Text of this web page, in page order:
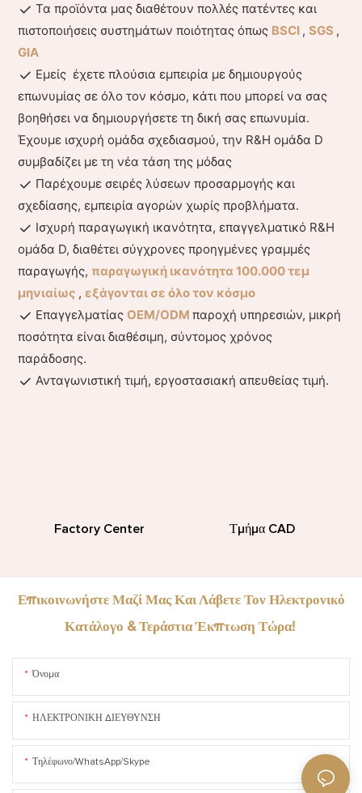
Τα προϊόντα μας διαθέτουν πολλές πατέντες και
πιστοποιήσεις συστημάτων ποιότητας όπως BSCI ,SGS ,
GIA
Εμείς έχετε πλούσια εμπειρία με δημιουργούς
επωνυμίας σε όλο τον κόσμο, κάτι που μπορεί να σας
βοηθήσει να δημιουργήσετε τη δική σας επωνυμία.
Έχουμε ισχυρή ομάδα σχεδιασμού, την R&Η ομάδα D
συμβαδίζει με τη νέα τάση της μόδας
Παρέχουμε σειρές λύσεων προσαρμογής και
σχεδίασης, εμπειρία αγορών χωρίς προβλήματα.
Ισχυρή παραγωγική ικανότητα, επαγγελματικό R&Η
ομάδα D, διαθέτει σύγχρονες προηγμένες γραμμές
παραγωγής, παραγωγική ικανότητα 100.000 τεμ
μηνιαίως ,εξάγονται σε όλο τον κόσμο
ΕπαγγελματίαςOEM/ODMπαροχή υπηρεσιών, μικρή
ποσότητα είναι διαθέσιμη, σύντομος χρόνος
παράδοσης.
Ανταγωνιστική τιμή, εργοστασιακή απευθείας τιμή.
Factory Center Τμήμα CAD
Επικοινωνήστε Μαζί Μας Και Λάβετε Τον Ηλεκτρονικό
Κατάλογο & Τεράστια Έκπτωση Τώρα!
Όνομα
ΗΛΕΚΤΡΟΝΙΚΗ ΔΙΕΥΘΥΝΣΗ
Τηλέφωνο/WhatsApp/Skype